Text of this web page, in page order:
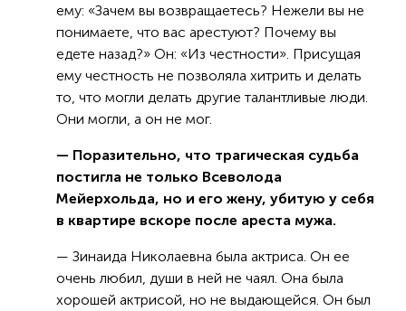
ему: «Зачем вы возвращаетесь? Нежели вы не
понимаете, что вас арестуют? Почему вы
едете назад?» Он: «Из честности». Присущая
ему честность не позволяла хитрить и делать
то, что могли делать другие талантливые люди.
Они могли, а он не мог.
— Поразительно, что трагическая судьба
постигла не только Всеволода
Мейерхольда, но и его жену, убитую у себя
в квартире вскоре после ареста мужа.
— Зинаида Николаевна была актриса. Он ее
очень любил, души в ней не чаял. Она была
хорошей актрисой, но не выдающейся. Он был